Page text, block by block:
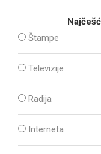
Štampe
Televizije
Radija
Interneta